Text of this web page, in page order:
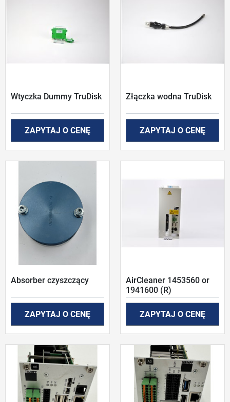
Wtyczka Dummy TruDisk
ZAPYTAJ O CENĘ
Złączka wodna TruDisk
ZAPYTAJ O CENĘ
Absorber czyszczący
ZAPYTAJ O CENĘ
AirCleaner 1453560 or
1941600 (R)
ZAPYTAJ O CENĘ